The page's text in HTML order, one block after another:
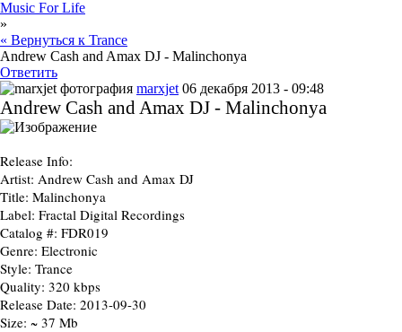
Music For Life
»
« Вернуться к Trance
Andrew Cash and Amax DJ - Malinchonya
Ответить
marxjet 06 декабря 2013 - 09:48
Andrew Cash and Amax DJ - Malinchonya
Release Info:
Artist: Andrew Cash and Amax DJ
Title: Malinchonya
Label: Fractal Digital Recordings
Catalog #: FDR019
Genre: Electronic
Style: Trance
Quality: 320 kbps
Release Date: 2013-09-30
Size: ~ 37 Mb